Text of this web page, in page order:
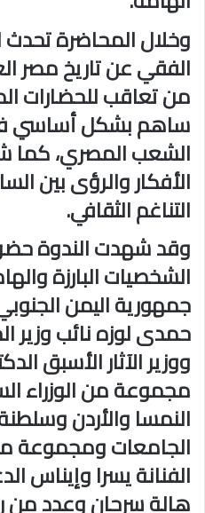
وخلال المحاضرة
الفقي عن تاريخ مصر
من تعاقب للحضارات
ساهم بشكل أساسي
الشعب المصري، كما
الأفكار والرؤى بين
التناغم الثقافي.
وقد شهدت الندوة
الشخصيات البارزة
جمهورية اليمن
حمدى لوزه نائب وزير
ووزير الآثار الأسبق
مجموعة من الوزراء
النمسا والأردن
الجامعات ومجموعة
الفنانة يسرا وإيناس
هالة سرحان وعدد من